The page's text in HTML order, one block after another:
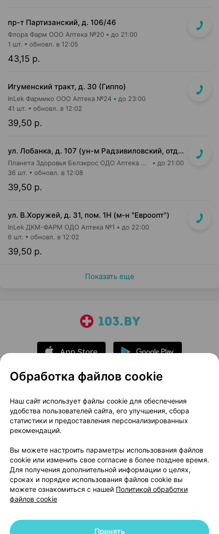
пр-т Партизанский, д. 106/46
Флора Фарм ООО Аптека №20 до 21:00
43,15 р.
1 шт. обновл. в 12:05
Игуменский тракт, д. 30 (Гиппо)
InLek Фармико ООО Аптека №24 до 23:00
39,50 р.
41 шт. обновл. в 12:02
ул. Лобанка, д. 107 (ун-м Радзивиловский, отдельный вход с улицы)
Планета Здоровья Белэкрос ОДО Аптека №4 до 21:00
39,50 р.
36 шт. обновл. в 12:08
ул. В.Хоружей, д. 31, пом. 1Н (м-н "Евроопт")
InLek ДКМ-ФАРМ ОДО Аптека №1 до 22:00
39,50 р.
6 шт. обновл. в 12:02
Показать еще
О проекте
Новости проекта
Размещение рекламы
Медицинский маркетинг
Публичный договор
Доставка
Способы оплаты
Вакансии
Партнеры
Написать руководителю 103.by
Написать в поддержку
Персональные настройки Cookie
Обработка файлов cookie
Наш сайт использует файлы cookie для обеспечения
удобства пользователей сайта, его улучшения, сбора
статистики и предоставления персонализированных
рекомендаций.
Вы можете настроить параметры использования файлов
cookie или изменить свое согласие в более позднее время.
Для получения дополнительной информации о целях,
сроках и порядке использования файлов cookie вы
можете ознакомиться с нашей Политикой обработки
файлов cookie
Принять